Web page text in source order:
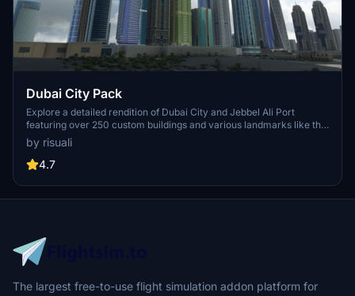
Dubai City Pack
Explore a detailed rendition of Dubai City and Jebbel Ali Port
featuring over 250 custom buildings and various landmarks like the
iconic hotels and tourist attractions. While focusing on enhancing
the daytime visuals, this pack offers improved textures for select
buildings, promising a refreshing experience for simmers.
to address previous elevation issues, ensuring a more immersive
flight into this dynamic cityscape.
by risuali
4.7
The largest free-to-use flight simulation addon platform for